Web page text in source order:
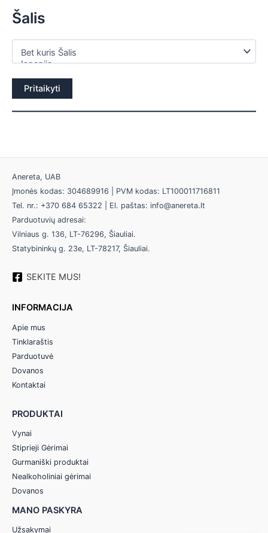
Šalis
Pritaikyti
Anereta, UAB
Įmonės kodas: 304689916 | PVM kodas: LT100011716811
Tel. nr.: +370 684 65322 | El. paštas: info@anereta.lt
Parduotuvių adresai:
Vilniaus g. 136, LT-76296, Šiauliai.
Statybininkų g. 23e, LT-78217, Šiauliai.
SEKITE MUS!
INFORMACIJA
Apie mus
Tinklaraštis
Parduotuvė
Dovanos
Kontaktai
PRODUKTAI
Vynai
Stiprieji Gėrimai
Gurmaniški produktai
Nealkoholiniai gėrimai
Dovanos
MANO PASKYRA
Užsakymai